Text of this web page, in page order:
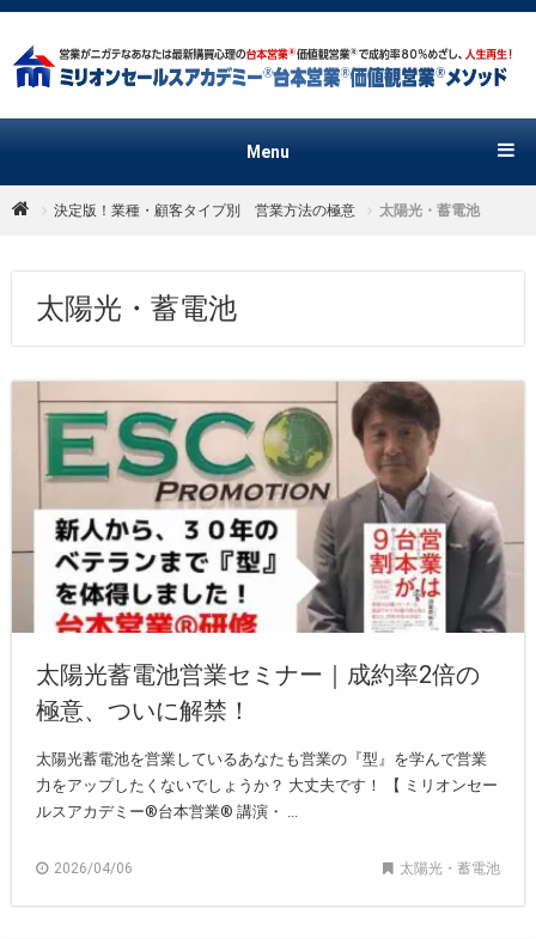
Menu
決定版！業種・顧客タイプ別 営業方法の極意 太陽光・蓄電池
太陽光・蓄電池
太陽光蓄電池営業セミナー｜成約率2倍の
極意、ついに解禁！
太陽光蓄電池を営業しているあなたも営業の『型』を学んで営業
力をアップしたくないでしょうか？ 大丈夫です！ 【 ミリオンセー
ルスアカデミー®︎台本営業®︎ 講演・ ...
2026/04/06 太陽光・蓄電池